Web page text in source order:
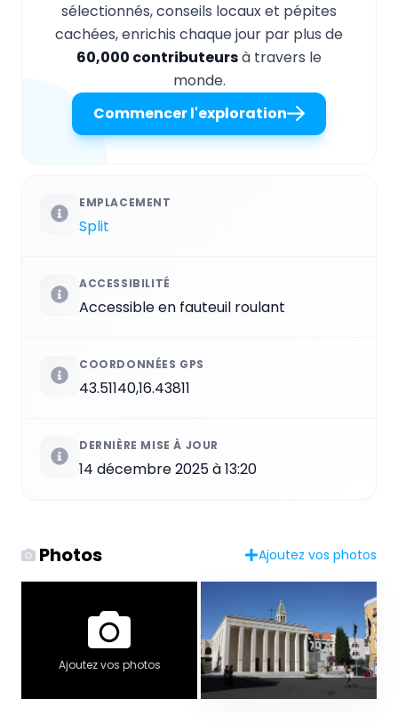
sélectionnés, conseils locaux et pépites
cachées, enrichis chaque jour par plus de
60,000 contributeursà travers le
monde.
Commencer l'exploration
EMPLACEMENT
Split
ACCESSIBILITÉ
Accessible en fauteuil roulant
COORDONNÉES GPS
43.51140,16.43811
DERNIÈRE MISE À JOUR
14 décembre 2025 à 13:20
Photos Ajoutez vos photos
Ajoutez vos photos